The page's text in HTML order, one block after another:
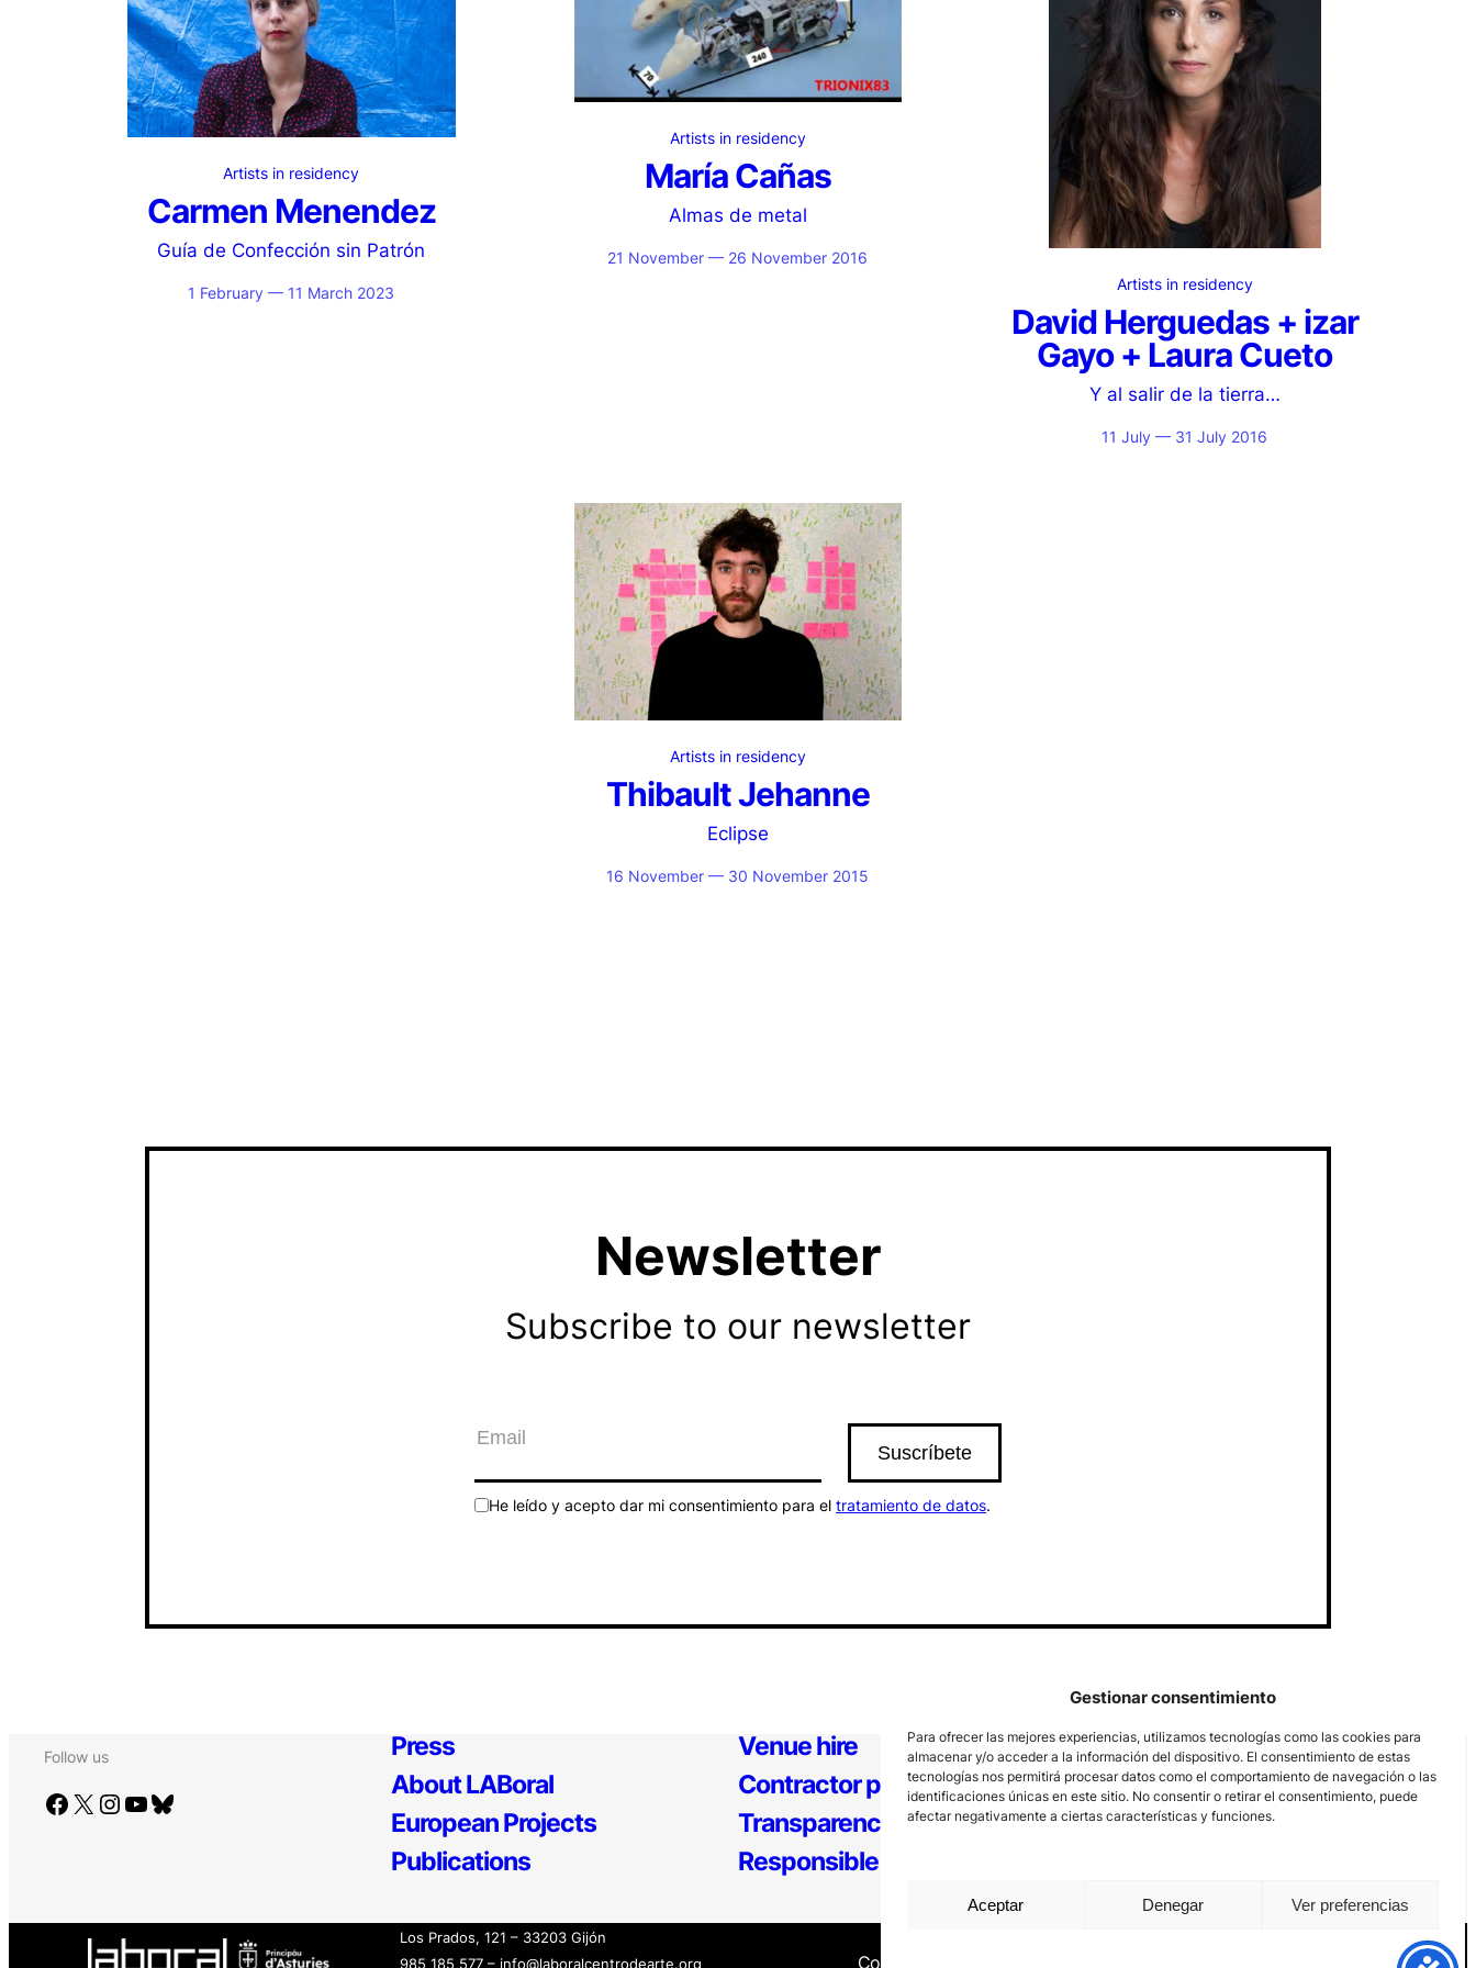
Gestionar consentimiento
Para ofrecer las mejores experiencias, utilizamos tecnologías como las cookies para
almacenar y/o acceder a la información del dispositivo. El consentimiento de estas
tecnologías nos permitirá procesar datos como el comportamiento de navegación o las
identificaciones únicas en este sitio. No consentir o retirar el consentimiento, puede
afectar negativamente a ciertas características y funciones.
Aceptar Denegar Ver preferencias
Artists in residency
Carmen Menendez
Guía de Confección sin Patrón
1 February — 11 March 2023
Artists in residency
María Cañas
Almas de metal
21 November — 26 November 2016
Artists in residency
David Herguedas + izar
Gayo + Laura Cueto
Y al salir de la tierra…
11 July — 31 July 2016
Artists in residency
Thibault Jehanne
Eclipse
16 November — 30 November 2015
Newsletter
Subscribe to our newsletter
He leído y acepto dar mi consentimiento para el tratamiento de datos.
Follow us
Facebook X Instagram YouTube Bluesky
Press
About LABoral
European Projects
Publications
Venue hire
Contractor profile
Transparency
Responsible Policy
Los Prados, 121 – 33203 Gijón
985 185 577 – info@laboralcentrodearte.org
Contact Cookie Policy